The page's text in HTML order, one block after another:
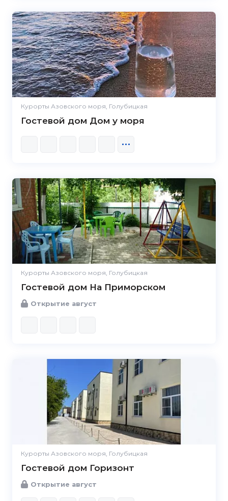
Курорты Азовского моря, Голубицкая
Гостевой дом Дом у моря
Курорты Азовского моря, Голубицкая
Гостевой дом На Приморском
Открытие август
Курорты Азовского моря, Голубицкая
Гостевой дом Горизонт
Открытие август